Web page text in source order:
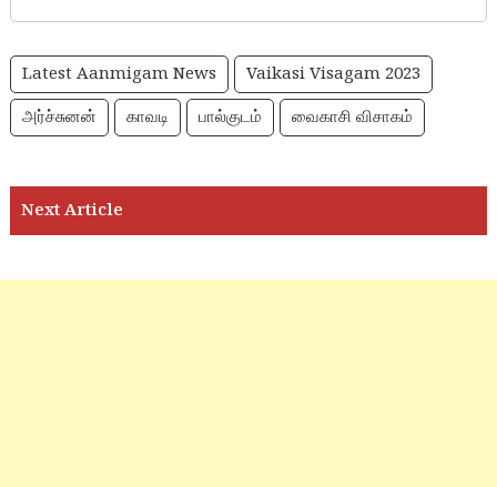
Latest Aanmigam News
Vaikasi Visagam 2023
அர்ச்சுனன்
காவடி பால்குடம் வைகாசி விசாகம்